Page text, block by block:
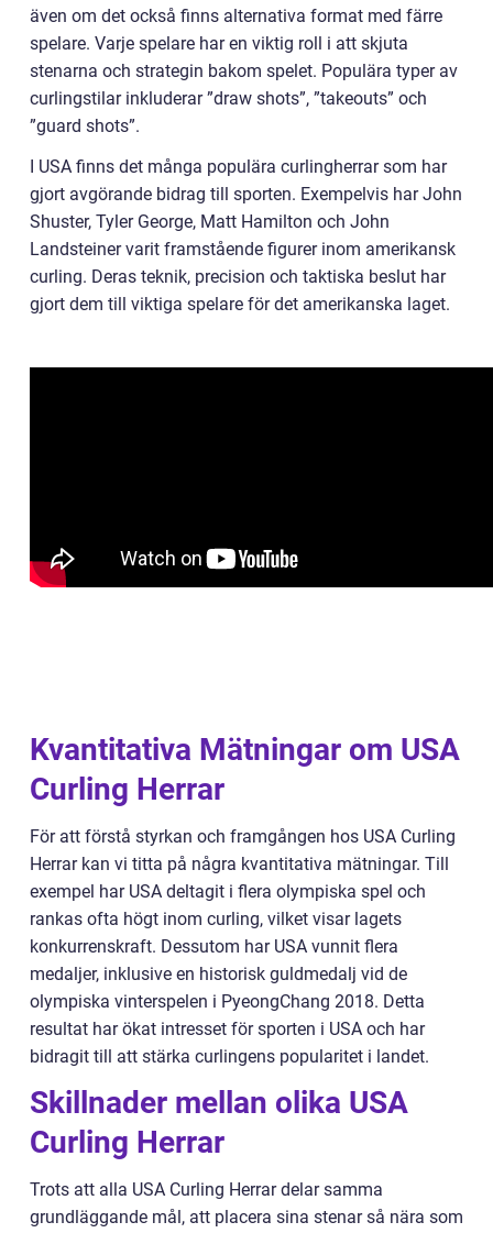
även om det också finns alternativa format med färre
spelare. Varje spelare har en viktig roll i att skjuta
stenarna och strategin bakom spelet. Populära typer av
curlingstilar inkluderar ”draw shots”, ”takeouts” och
”guard shots”.
I USA finns det många populära curlingherrar som har
gjort avgörande bidrag till sporten. Exempelvis har John
Shuster, Tyler George, Matt Hamilton och John
Landsteiner varit framstående figurer inom amerikansk
curling. Deras teknik, precision och taktiska beslut har
gjort dem till viktiga spelare för det amerikanska laget.
Kvantitativa Mätningar om USA
Curling Herrar
För att förstå styrkan och framgången hos USA Curling
Herrar kan vi titta på några kvantitativa mätningar. Till
exempel har USA deltagit i flera olympiska spel och
rankas ofta högt inom curling, vilket visar lagets
konkurrenskraft. Dessutom har USA vunnit flera
medaljer, inklusive en historisk guldmedalj vid de
olympiska vinterspelen i PyeongChang 2018. Detta
resultat har ökat intresset för sporten i USA och har
bidragit till att stärka curlingens popularitet i landet.
Skillnader mellan olika USA
Curling Herrar
Trots att alla USA Curling Herrar delar samma
grundläggande mål, att placera sina stenar så nära som